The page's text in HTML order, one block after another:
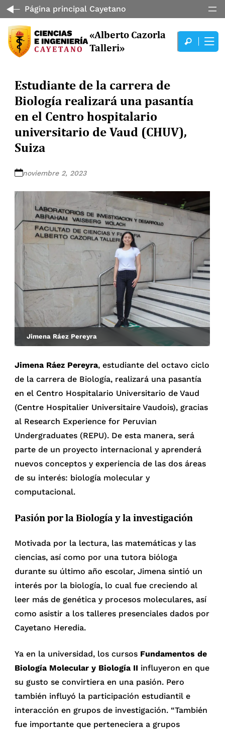
Página principal Cayetano
«Alberto Cazorla
Talleri»
Estudiante de la carrera de
Biología realizará una pasantía
en el Centro hospitalario
universitario de Vaud (CHUV),
Suiza
noviembre 2, 2023
Jimena Ráez Pereyra
Jimena Ráez Pereyra, estudiante del octavo ciclo
de la carrera de Biología, realizará una pasantía
en el Centro Hospitalario Universitario de Vaud
(Centre Hospitalier Universitaire Vaudois), gracias
al Research Experience for Peruvian
Undergraduates (REPU). De esta manera, será
parte de un proyecto internacional y aprenderá
nuevos conceptos y experiencia de las dos áreas
de su interés: biología molecular y
computacional.
Pasión por la Biología y la investigación
Motivada por la lectura, las matemáticas y las
ciencias, así como por una tutora bióloga
durante su último año escolar, Jimena sintió un
interés por la biología, lo cual fue creciendo al
leer más de genética y procesos moleculares, así
como asistir a los talleres presenciales dados por
Cayetano Heredia.
Ya en la universidad, los cursos Fundamentos de
Biología Molecular y Biología II influyeron en que
su gusto se convirtiera en una pasión. Pero
también influyó la participación estudiantil e
interacción en grupos de investigación. “También
fue importante que perteneciera a grupos